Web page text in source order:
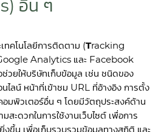
อื่น ๆ
ทคโนโลยีการติดตาม (Tracking
Analytics และ Facebook
ยให้บริษัทเก็บข้อมูล เช่น ชนิดของ
นไลน์ หน้าที่เข้าชม URL ที่อ้างอิง การตั้ง
อมพิวเตอร์อื่น ๆ โดยมีวัตถุประสงค์ด้าน
ะดวกในการใช้งานเว็บไซต์ เพื่อการ
ขึ้น เพื่อเก็บรวบรวมข้อมูลทางสถิติ และ